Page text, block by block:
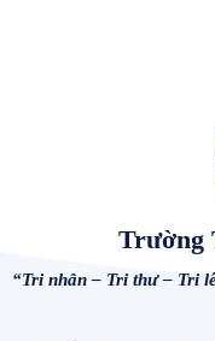
Trường
“Tri nhân – Tri thư – Tri